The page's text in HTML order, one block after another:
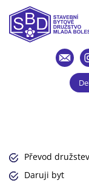
Převod
Daruji byt